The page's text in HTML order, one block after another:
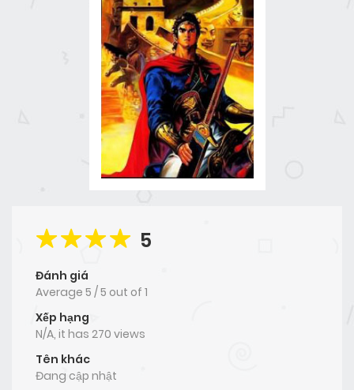
5
Đánh giá
Average 5 /5 out of 1
Xếp hạng
N/A, it has 270 views
Tên khác
Đang cập nhật